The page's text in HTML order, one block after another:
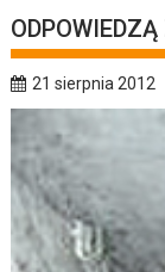
21 sierpnia 2012